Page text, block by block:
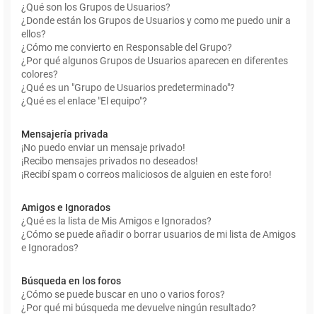
¿Qué son los Grupos de Usuarios?
¿Donde están los Grupos de Usuarios y como me puedo unir a
ellos?
¿Cómo me convierto en Responsable del Grupo?
¿Por qué algunos Grupos de Usuarios aparecen en diferentes
colores?
¿Qué es un "Grupo de Usuarios predeterminado"?
¿Qué es el enlace "El equipo"?
Mensajería privada
¡No puedo enviar un mensaje privado!
¡Recibo mensajes privados no deseados!
¡Recibí spam o correos maliciosos de alguien en este foro!
Amigos e Ignorados
¿Qué es la lista de Mis Amigos e Ignorados?
¿Cómo se puede añadir o borrar usuarios de mi lista de Amigos
e Ignorados?
Búsqueda en los foros
¿Cómo se puede buscar en uno o varios foros?
¿Por qué mi búsqueda me devuelve ningún resultado?